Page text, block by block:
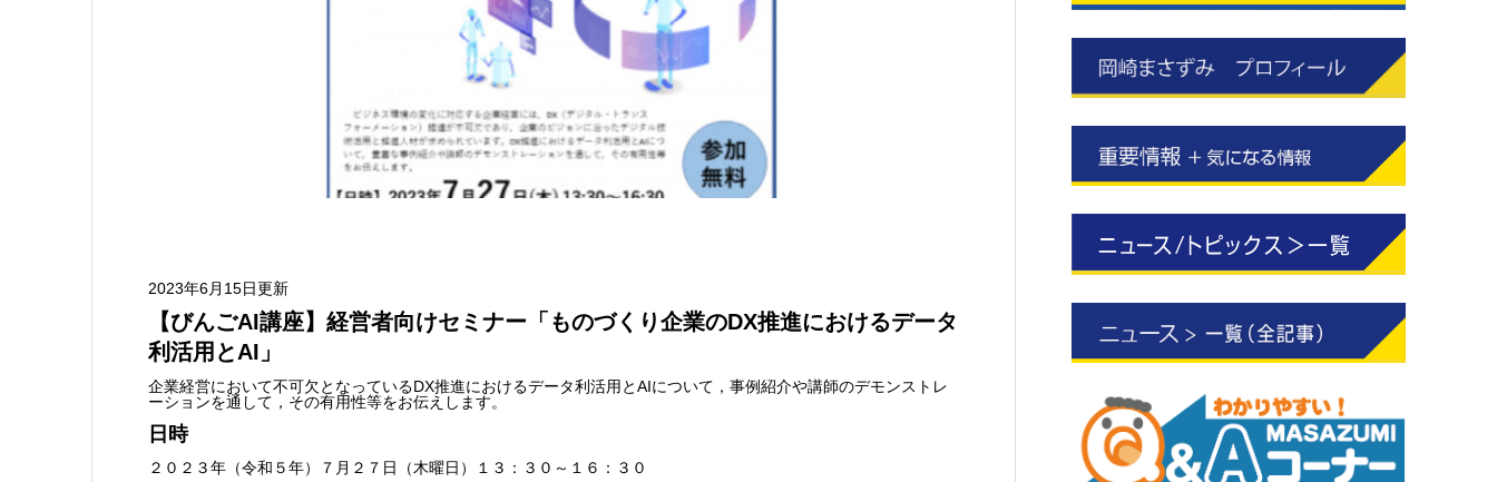
2023年6月15日更新
【びんごAI講座】経営者向けセミナー「ものづくり企業のDX推進におけるデータ
利活用とAI」
企業経営において不可欠となっているDX推進におけるデータ利活用とAIについて，事例紹介や講師のデモンストレ
ーションを通して，その有用性等をお伝えします。
日時
２０２３年（令和５年）７月２７日（木曜日）１３：３０～１６：３０